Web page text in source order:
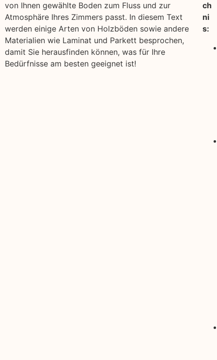
von Ihnen gewählte Boden zum Fluss und zur
Atmosphäre Ihres Zimmers passt. In diesem Text
werden einige Arten von Holzböden sowie andere
Materialien wie Laminat und Parkett besprochen,
damit Sie herausfinden können, was für Ihre
Bedürfnisse am besten geeignet ist!
ch
ni
s: